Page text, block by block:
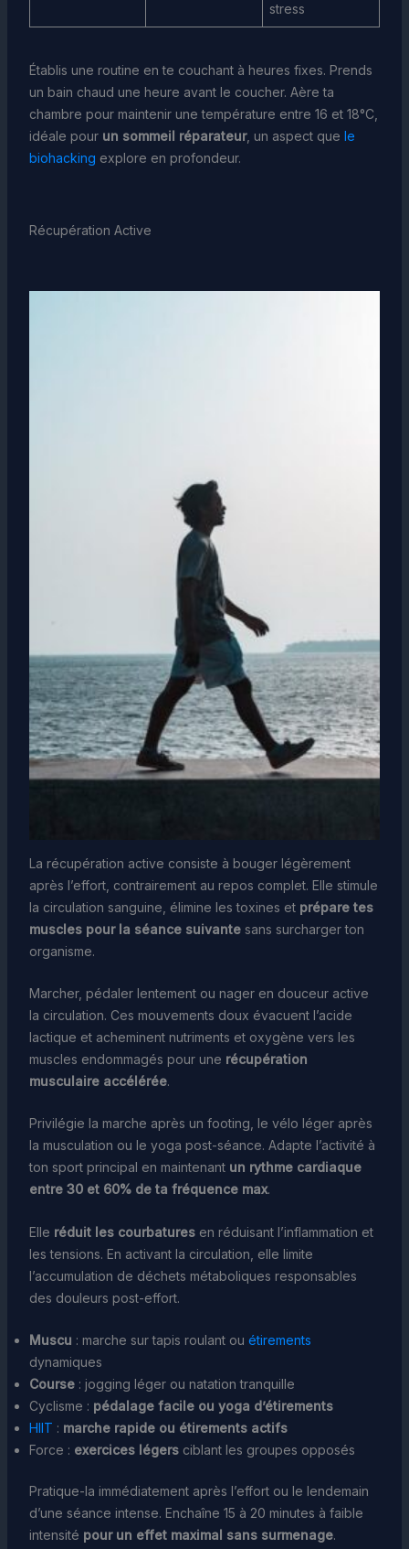
stress
Établis une routine en te couchant à heures fixes. Prends
un bain chaud une heure avant le coucher. Aère ta
chambre pour maintenir une température entre 16 et 18°C,
idéale pour un sommeil réparateur, un aspect que le
biohacking explore en profondeur.
Récupération Active
La récupération active consiste à bouger légèrement
après l’effort, contrairement au repos complet. Elle stimule
la circulation sanguine, élimine les toxines et prépare tes
muscles pour la séance suivantesans surcharger ton
organisme.
Marcher, pédaler lentement ou nager en douceur active
la circulation. Ces mouvements doux évacuent l’acide
lactique et acheminent nutriments et oxygène vers les
muscles endommagés pour une récupération
musculaire accélérée.
Privilégie la marche après un footing, le vélo léger après
la musculation ou le yoga post-séance. Adapte l’activité à
ton sport principal en maintenant un rythme cardiaque
entre 30 et 60% de ta fréquence max.
Elle réduit les courbaturesen réduisant l’inflammation et
les tensions. En activant la circulation, elle limite
l’accumulation de déchets métaboliques responsables
des douleurs post-effort.
Muscu : marche sur tapis roulant ou étirements
dynamiques
Course: jogging léger ou natation tranquille
Cyclisme : pédalage facile ou yoga d’étirements
HIIT : marche rapide ou étirements actifs
Force : exercices légersciblant les groupes opposés
Pratique-la immédiatement après l’effort ou le lendemain
d’une séance intense. Enchaîne 15 à 20 minutes à faible
intensité pour un effet maximal sans surmenage.